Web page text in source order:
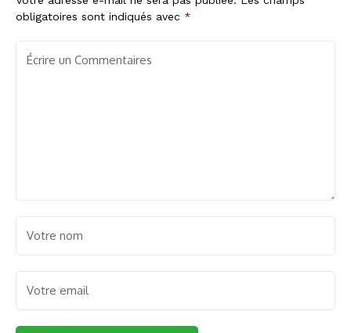
obligatoires sont indiqués avec *